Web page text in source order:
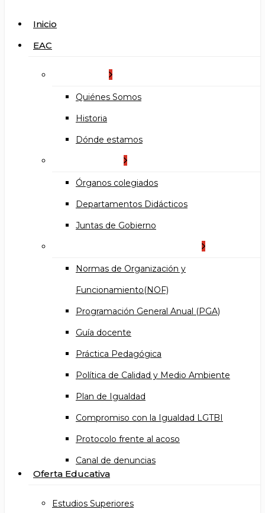
search
Menu
Inicio
EAC
Quiénes Somos
Historia
Dónde estamos
Órganos colegiados
Departamentos Didácticos
Juntas de Gobierno
Normas de Organización y
Funcionamiento(NOF)
Programación General Anual (PGA)
Guía docente
Práctica Pedagógica
Política de Calidad y Medio Ambiente
Plan de Igualdad
Compromiso con la Igualdad LGTBI
Protocolo frente al acoso
Canal de denuncias
Oferta Educativa
Estudios Superiores